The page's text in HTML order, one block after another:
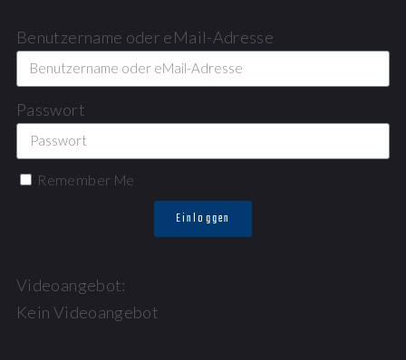
Benutzername oder eMail-Adresse
Passwort
Remember Me
Einloggen
Videoangebot:
Kein Videoangebot